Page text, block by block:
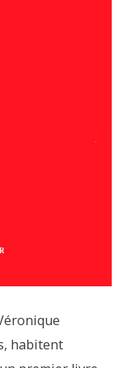
habitent